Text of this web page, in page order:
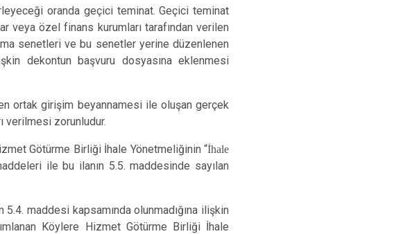
oranda geçici teminat. Geçici teminat
veya özel finans kurumları tarafından verilen
senetleri ve bu senetler yerine düzenlenen
dekontun başvuru dosyasına eklenmesi
ortak girişim beyannamesi ile oluşan gerçek
verilmesi zorunludur.
Götürme Birliği İhale Yönetmeliğinin “İhale
ile bu ilanın 5.5. maddesinde sayılan
5.4. maddesi kapsamında olunmadığına ilişkin
Köylere Hizmet Götürme Birliği İhale